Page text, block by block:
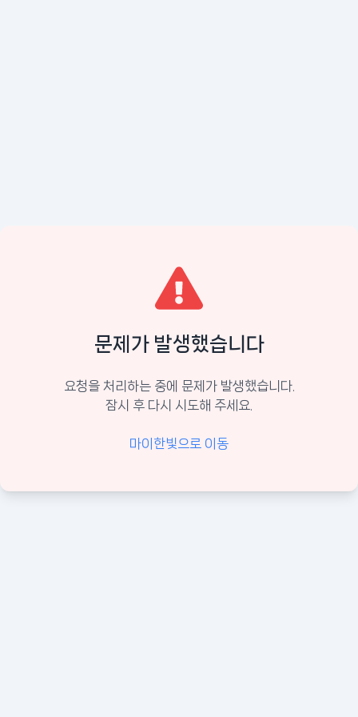
문제가 발생했습니다
요청을 처리하는 중에 문제가 발생했습니다.
잠시 후 다시 시도해 주세요.
마이한빛으로 이동